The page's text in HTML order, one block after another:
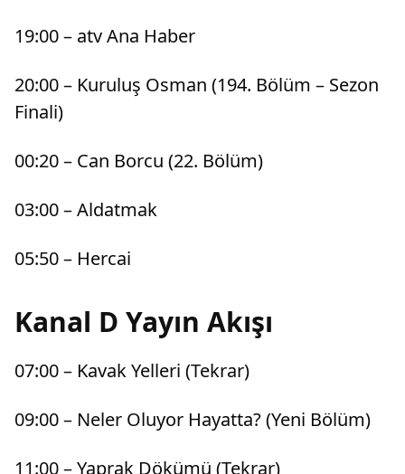
19:00 – atv Ana Haber
20:00 – Kuruluş Osman (194. Bölüm – Sezon
Finali)
00:20 – Can Borcu (22. Bölüm)
03:00 – Aldatmak
05:50 – Hercai
Kanal D Yayın Akışı
07:00 – Kavak Yelleri (Tekrar)
09:00 – Neler Oluyor Hayatta? (Yeni Bölüm)
11:00 – Yaprak Dökümü (Tekrar)